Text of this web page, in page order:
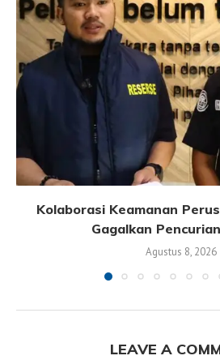
Kolaborasi Keamanan
Gagalkan
Agustus 8, 2026
LEAVE A